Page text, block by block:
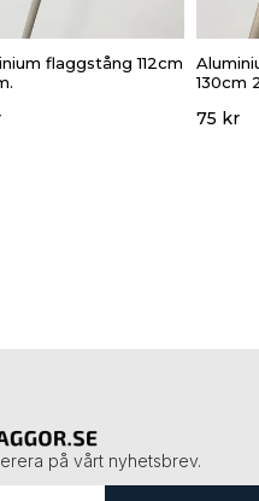
flaggstång 112cm
130cm
75 kr
på vårt nyhetsbrev.